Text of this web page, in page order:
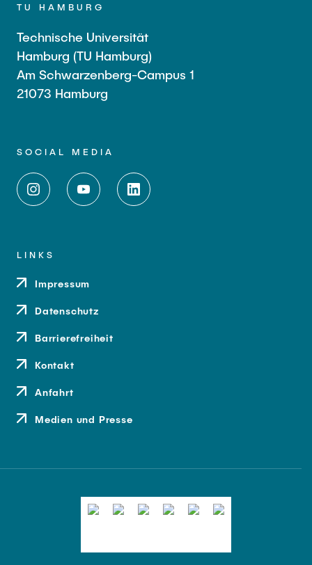
TU HAMBURG
Technische Universität
Hamburg (TU Hamburg)
Am Schwarzenberg-Campus 1
21073 Hamburg
SOCIAL MEDIA
LINKS
Impressum
Datenschutz
Barrierefreiheit
Kontakt
Anfahrt
Medien und Presse